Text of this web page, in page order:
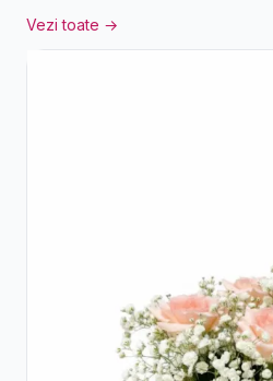
Vezi toate →